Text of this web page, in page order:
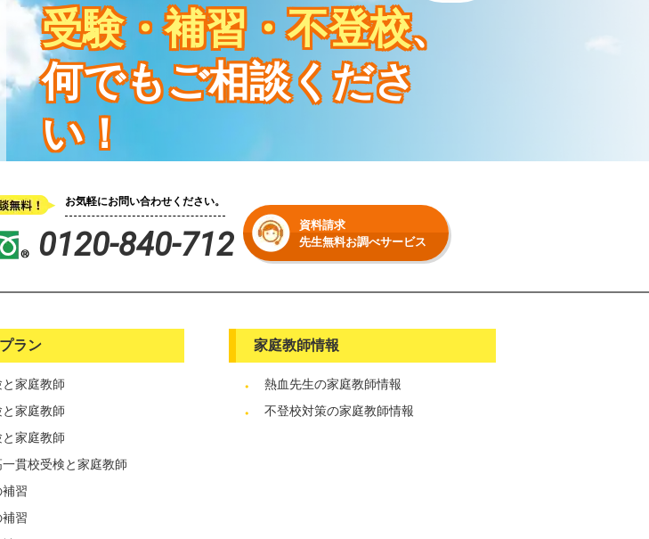
受験・補習・不登校、
何でもご相談くださ
い！
お気軽にお問い合わせください。
0120-840-712
資料請求
先生無料お調べサービス
ラン
家庭教師
家庭教師
家庭教師
貫校受検と家庭教師
習
習
家庭教師情報
熱血先生の家庭教師情報
不登校対策の家庭教師情報